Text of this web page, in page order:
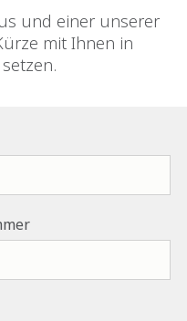
und einer unserer
mit Ihnen in
are to provide the
KRS-Nummer des